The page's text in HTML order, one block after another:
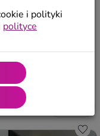
ocen
Do
i polityki
polityce